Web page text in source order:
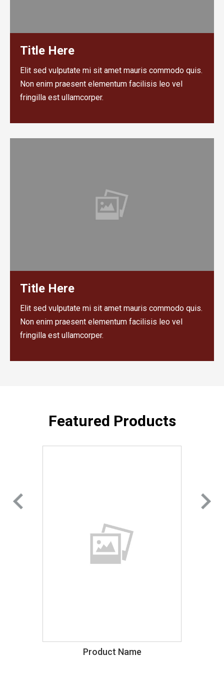
Title Here
Elit sed vulputate mi sit amet mauris commodo quis.
Non enim praesent elementum facilisis leo vel
fringilla est ullamcorper.
Title Here
Elit sed vulputate mi sit amet mauris commodo quis.
Non enim praesent elementum facilisis leo vel
fringilla est ullamcorper.
Featured Products
Product Name